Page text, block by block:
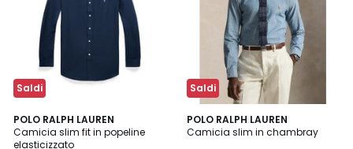
Saldi
POLO RALPH LAUREN
Camicia slim fit in popeline
elasticizzato
4,6
/ 5
4
Colori
Saldi
POLO RALPH LAUREN
Camicia slim in chambray
3,9
/ 5